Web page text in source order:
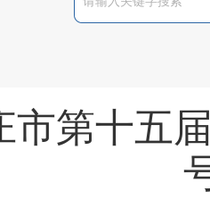
市第十五